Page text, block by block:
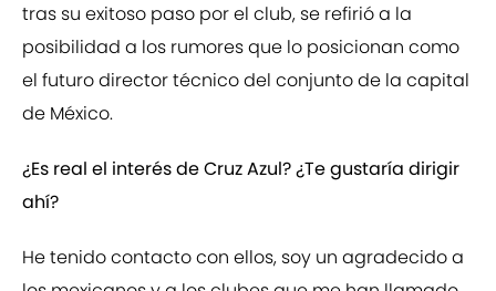
tras su exitoso paso por el club, se refirió a la
posibilidad a los rumores que lo posicionan como
el futuro director técnico del conjunto de la capital
de México.
¿Es real el interés de Cruz Azul? ¿Te gustaría dirigir
ahí?
He tenido contacto con ellos, soy un agradecido a